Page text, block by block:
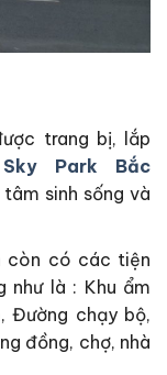
trang bị, lắp
Sky Park Bắc
sinh sống và
còn có các tiện
như là : Khu ẩm
Đường chạy bộ,
đồng, chợ, nhà